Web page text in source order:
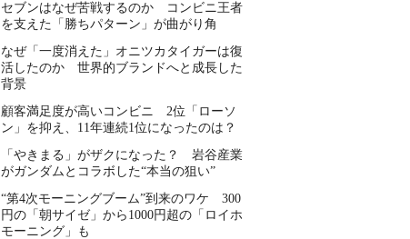
セブンはなぜ苦戦するのか コンビニ王者
を支えた「勝ちパターン」が曲がり角
なぜ「一度消えた」オニツカタイガーは復
活したのか 世界的ブランドへと成長した
背景
顧客満足度が高いコンビニ 2位「ローソ
ン」を抑え、11年連続1位になったのは？
「やきまる」がザクになった？ 岩谷産業
がガンダムとコラボした“本当の狙い”
“第4次モーニングブーム”到来のワケ 300
円の「朝サイゼ」から1000円超の「ロイホ
モーニング」も